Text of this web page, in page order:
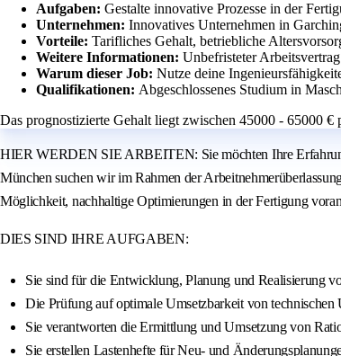
Aufgaben: Gestalte innovative Prozesse in der
Unternehmen: Innovatives Unternehmen in
Vorteile: Tarifliches Gehalt, betriebliche
Weitere Informationen: Unbefristeter
Warum dieser Job: Nutze deine
Qualifikationen: Abgeschlossenes Studium in
Das prognostizierte Gehalt liegt zwischen 45000 - 65000 €
HIER WERDEN SIE ARBEITEN: Sie möchten Ihre
München suchen wir im Rahmen der
Möglichkeit, nachhaltige Optimierungen in der Fertigung
DIES SIND IHRE AUFGABEN:
Sie sind für die Entwicklung, Planung und Realisierung
Die Prüfung auf optimale Umsetzbarkeit von
Sie verantworten die Ermittlung und Umsetzung von
Sie erstellen Lastenhefte für Neu- und